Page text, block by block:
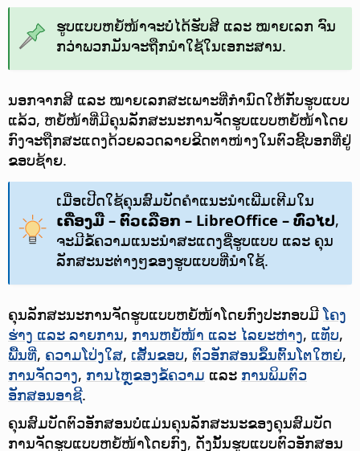
ຮູບແບບຫຍໍ້ໜ້າຈະບໍ່ໄດ້ຮັບສີ ແລະ ໝາຍເລກ ຈົນ
ກວ່າພວກມັນຈະຖືກນຳໃຊ້ໃນເອກະສານ.
ນອກຈາກສີ ແລະ ໝາຍເລກສະເພາະທີ່ກຳນົດໃຫ້ກັບຮູບແບບ
ແລ້ວ, ຫຍໍ້ໜ້າທີ່ມີຄຸນລັກສະນະການຈັດຮູບແບບຫຍໍ້ໜ້າໂດຍ
ກົງຈະຖືກສະແດງດ້ວຍລວດລາຍຂີດຕາໜ່າງໃນຕົວຊີ້ບອກທີ່ຢູ່
ຂອບຊ້າຍ.
ເມື່ອເປີດໃຊ້ຄຸນສົມບັດຄຳແນະນຳເພີ່ມເຕີມໃນ
ເຄື່ອງມື – ຕົວເລືອກ – LibreOffice – ທົ່ວໄປ,
ຈະມີຂໍ້ຄວາມແນະນຳສະແດງຊື່ຮູບແບບ ແລະ ຄຸນ
ລັກສະນະຕ່າງໆຂອງຮູບແບບທີ່ນຳໃຊ້.
ຄຸນລັກສະນະການຈັດຮູບແບບຫຍໍ້ໜ້າໂດຍກົງປະກອບມີໂຄງ
ຮ່າງ ແລະ ລາຍການ, ການຫຍໍ້ໜ້າ ແລະ ໄລຍະຫ່າງ, ແທັບ,
ພື້ນທີ່, ຄວາມໂປ່ງໃສ, ເສັ້ນຂອບ, ຕົວອັກສອນຂຶ້ນຕົ້ນໂຕໃຫຍ່,
ການຈັດວາງ, ການໄຫຼຂອງຂໍ້ຄວາມ ແລະ ການພິມຕົວ
ອັກສອນອາຊີ.
ຄຸນສົມບັດຕົວອັກສອນບໍ່ແມ່ນຄຸນລັກສະນະຂອງຄຸນສົມບັດ
ການຈັດຮູບແບບຫຍໍ້ໜ້າໂດຍກົງ, ດັ່ງນັ້ນຮູບແບບຕົວອັກສອນ